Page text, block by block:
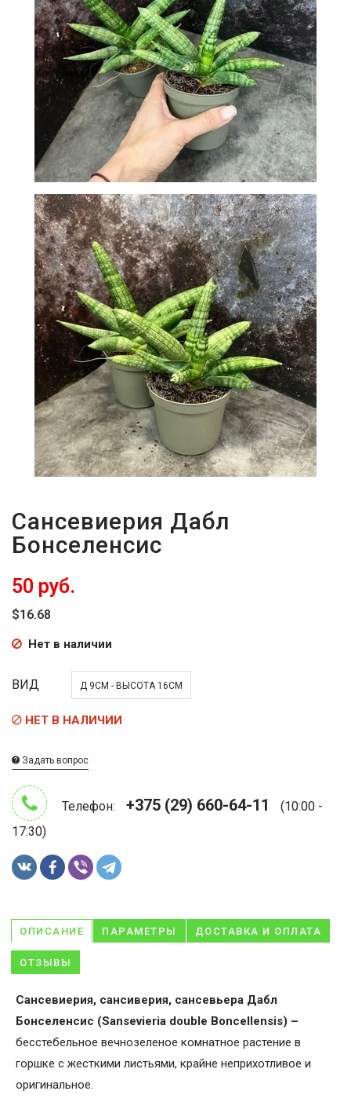
Сансевиерия Дабл
Бонселенсис
50 руб.
$16.68
Нет в наличии
ВИД Д 9СМ - ВЫСОТА 16СМ
НЕТ В НАЛИЧИИ
Задать вопрос
Телефон: +375 (29) 660-64-11
(10:00 -
17:30)
ОПИСАНИЕ ПАРАМЕТРЫ ДОСТАВКА И ОПЛАТА
ОТЗЫВЫ
Сансевиерия, сансиверия, сансевьера Дабл
Бонселенсис (Sansevieria double Boncellensis) –
бесстебельное вечнозеленое комнатное растение в
горшке с жесткими листьями, крайне неприхотливое и
оригинальное.